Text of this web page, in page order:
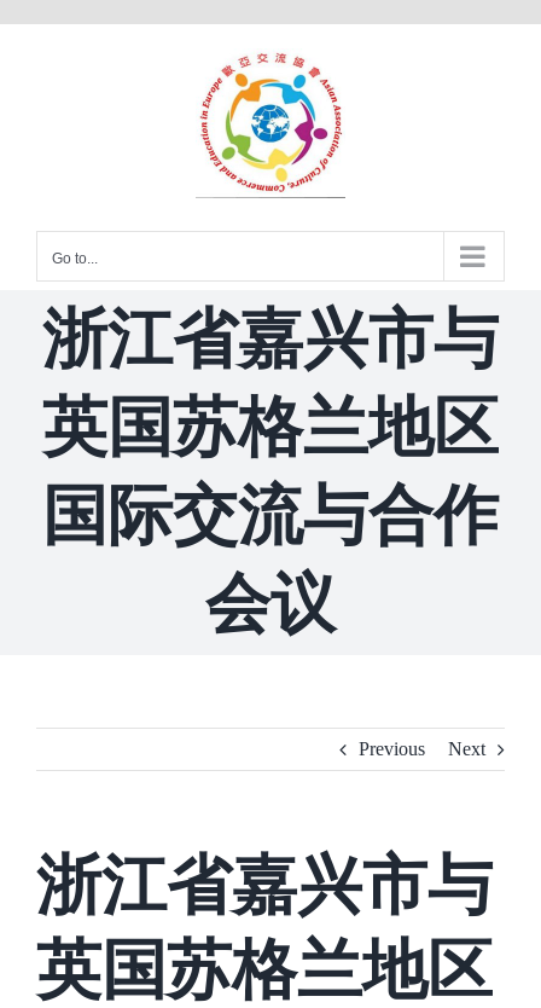
Go to...
浙江省嘉兴市与
英国苏格兰地区
国际交流与合作
会议
Previous Next
浙江省嘉兴市与
英国苏格兰地区